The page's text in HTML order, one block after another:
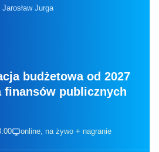
Jarosław Jurga
budżetowa od 2027
finansów publicznych
online, na żywo + nagranie